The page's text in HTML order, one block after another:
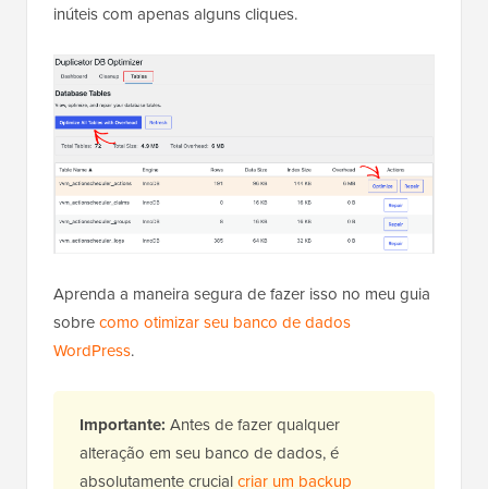
inúteis com apenas alguns cliques.
Aprenda a maneira segura de fazer isso no meu guia
sobrecomo otimizar seu banco de dados
WordPress.
Importante: Antes de fazer qualquer
alteração em seu banco de dados, é
absolutamente crucialcriar um backup